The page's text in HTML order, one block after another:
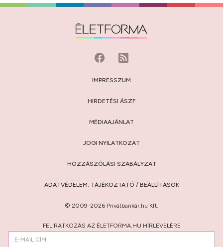
IMPRESSZUM
HIRDETÉSI ÁSZF
MÉDIAAJÁNLAT
JOGI NYILATKOZAT
HOZZÁSZÓLÁSI SZABÁLYZAT
ADATVÉDELEM: TÁJÉKOZTATÓ / BEÁLLÍTÁSOK
© 2009-2026 Privátbankár.hu Kft.
FELIRATKOZÁS AZ ÉLETFORMA.HU HÍRLEVELÉRE